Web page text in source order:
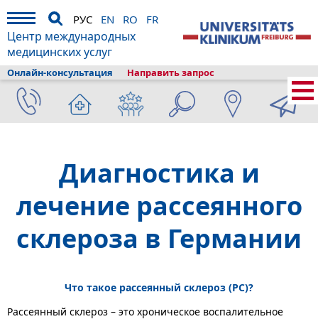
Направить запрос
Онлайн-консультация
РУС EN RO FR
Центр международных
медицинских услуг
Главная О клиникe Фрайбург и туризм›Информация
болезней
Неврология и нейрофизиология› Рассеянный склероз
Диагностика и
лечение рассеянного
склероза в Германии
Что такое рассеянный склероз (РС)?
Рассеянный склероз – это хроническое воспалительное